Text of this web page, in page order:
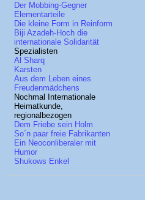
Der Mobbing-Gegner
Elementarteile
Die kleine Form in Reinform
Biji Azadeh-Hoch die
internationale Solidarität
Spezialisten
Al Sharq
Karsten
Aus dem Leben eines
Freudenmädchens
Nochmal Internationale
Heimatkunde,
regionalbezogen
Dem Friebe sein Holm
So´n paar freie Fabrikanten
Ein Neoconliberaler mit
Humor
Shukows Enkel